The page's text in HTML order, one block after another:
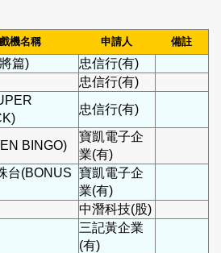
機名稱 申請人 備註
篇)
忠信行(有)
忠信行(有)
忠信行(有)
BINGO)
寶凱電子企
業(有)
台(BONUS 寶凱電子企
業(有)
中潛科技(股)
三記黃企業
(有)